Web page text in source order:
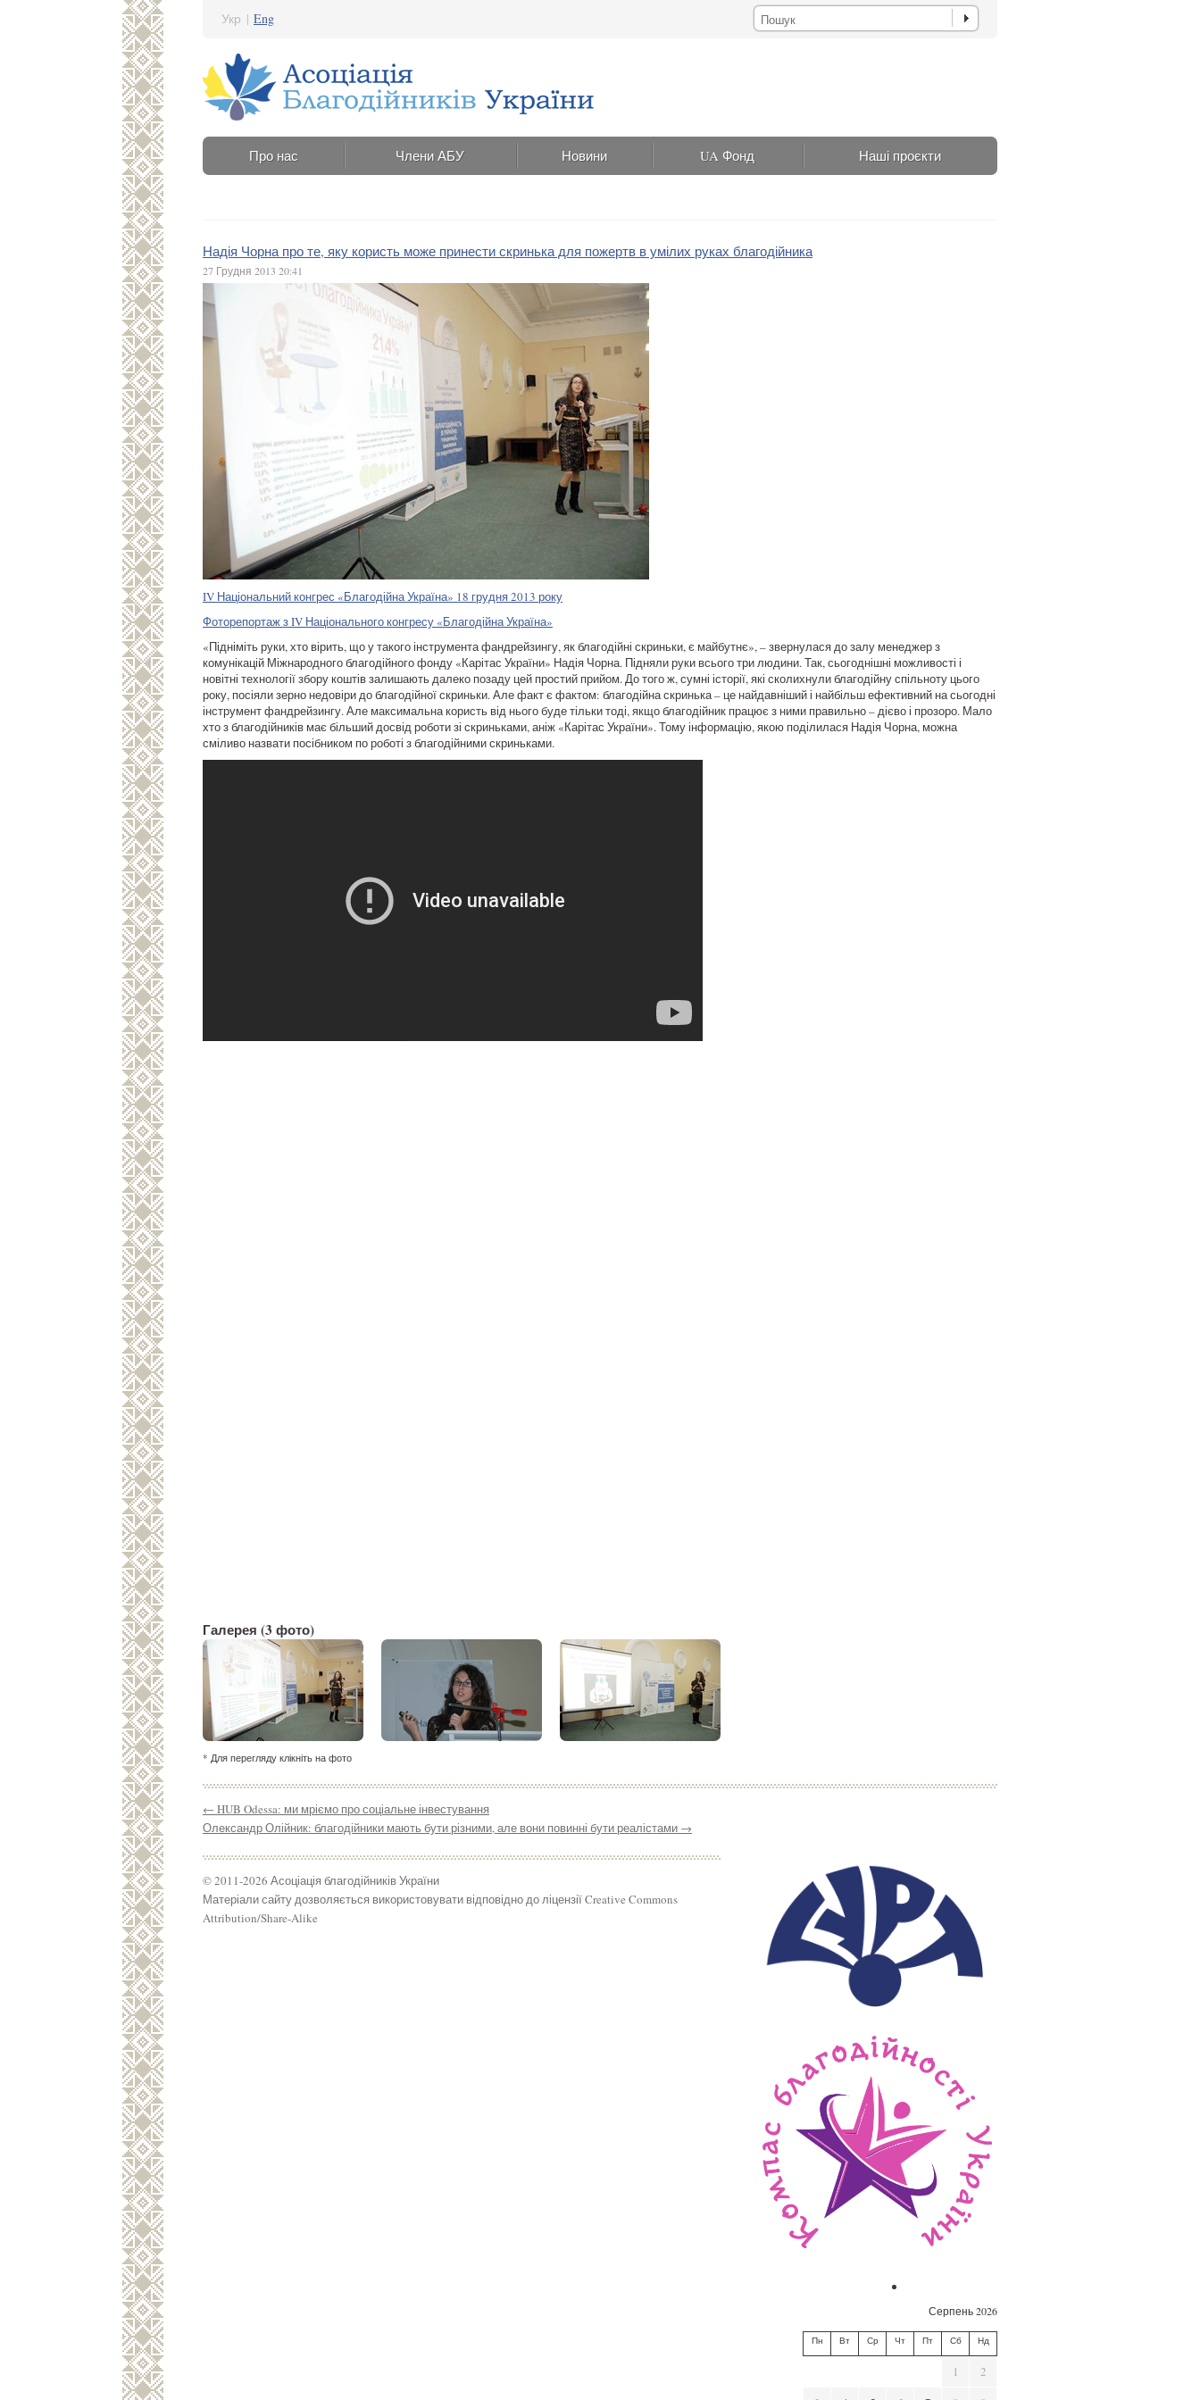
Укр | Eng
Про нас Члени АБУ Новини UA Фонд Наші проєкти
Надія Чорна про те, яку користь може принести скринька для пожертв в умілих руках благодійника
27 Грудня 2013 20:41
IV Національний конгрес «Благодійна Україна» 18 грудня 2013 року
Фоторепортаж з IV Національного конгресу «Благодійна Україна»
«Підніміть руки, хто вірить, що у такого інструмента фандрейзингу, як благодійні скриньки, є майбутнє», – звернулася до залу менеджер з
комунікацій Міжнародного благодійного фонду «Карітас України» Надія Чорна. Підняли руки всього три людини. Так, сьогоднішні можливості і
новітні технології збору коштів залишають далеко позаду цей простий прийом. До того ж, сумні історії, які сколихнули благодійну спільноту цього
року, посіяли зерно недовіри до благодійної скриньки. Але факт є фактом: благодійна скринька – це найдавніший і найбільш ефективний на сьогодні
інструмент фандрейзингу. Але максимальна користь від нього буде тільки тоді, якщо благодійник працює з ними правильно – дієво і прозоро. Мало
хто з благодійників має більший досвід роботи зі скриньками, аніж «Карітас України». Тому інформацію, якою поділилася Надія Чорна, можна
сміливо назвати посібником по роботі з благодійними скриньками.
Галерея (3 фото)
* Для перегляду клікніть на фото
← HUB Odessa: ми мріємо про соціальне інвестування
Олександр Олійник: благодійники мають бути різними, але вони повинні бути реалістами →
Серпень 2026
Пн Вт Ср Чт Пт Сб Нд
1
2
© 2011-2026 Асоціація благодійників України
Матеріали сайту дозволяється використовувати відповідно до ліцензії Creative Commons
Attribution/Share-Alike